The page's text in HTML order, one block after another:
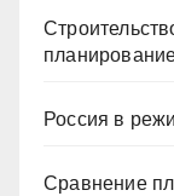
Россия в
Сравнение